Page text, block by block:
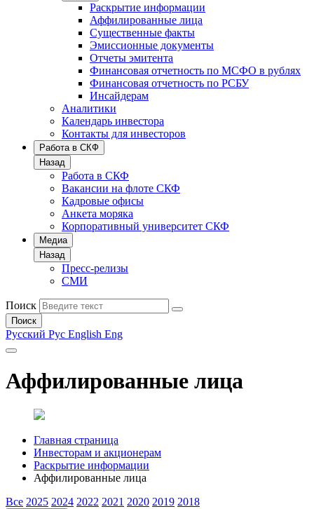
Раскрытие информации
Аффилированные лица
Существенные факты
Эмиссионные документы
Отчеты эмитента
Финансовая отчетность по МСФО в рублях
Финансовая отчетность по РСБУ
Инсайдерам
Аналитики
Календарь инвестора
Контакты для инвесторов
Работа в СКФ
Назад
Работа в СКФ
Вакансии на флоте СКФ
Кадровые офисы
Анкета моряка
Корпоративный университет СКФ
Медиа
Назад
Пресс-релизы
СМИ
Поиск
Поиск
Русский Рус English Eng
Аффилированные лица
Главная страница
Инвесторам и акционерам
Раскрытие информации
Аффилированные лица
Все 2025 2024 2022 2021 2020 2019 2018